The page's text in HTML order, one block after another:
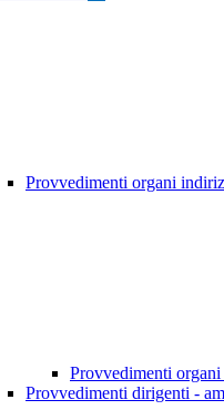
Provvedimenti organi
Provvedimenti
Provvedimenti dirigenti -